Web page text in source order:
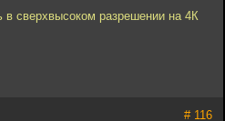
сверхвысоком разрешении на 4К
# 116